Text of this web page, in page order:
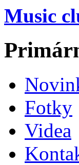
Music
Fotky
Videa